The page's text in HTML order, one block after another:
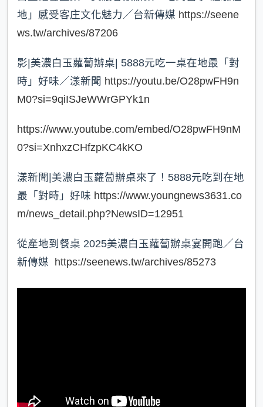
地」感受客庄文化魅力／台新傳媒 https://seene
ws.tw/archives/87206
影|美濃白玉蘿蔔辦桌| 5888元吃一桌在地最「對
時」好味／漾新聞 https://youtu.be/O28pwFH9n
M0?si=9qiISJeWWrGPYk1n
https://www.youtube.com/embed/O28pwFH9nM
0?si=XnhxzCHfzpKC4kKO
漾新聞|美濃白玉蘿蔔辦桌來了！5888元吃到在地
最「對時」好味 https://www.youngnews3631.co
m/news_detail.php?NewsID=12951
從產地到餐桌 2025美濃白玉蘿蔔辦桌宴開跑／台
新傳媒 https://seenews.tw/archives/85273